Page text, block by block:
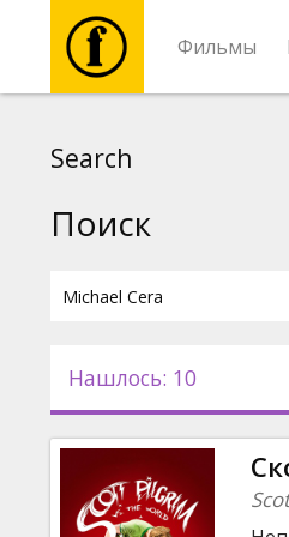
Фильмы
Новости
Подарки
Search
Поиск
Нашлось: 10